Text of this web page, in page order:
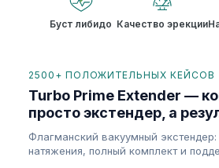
Буст либидо Качество эрекции
2500+ ПОЛОЖИТЕЛЬНЫХ КЕЙСОВ
Turbo Prime Extender —
просто экстендер, а
Флагманский вакуумный экстендер:
натяжения, полный комплект и